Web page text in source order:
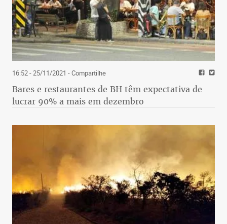
16:52 - 25/11/2021 - Compartilhe
Bares e restaurantes de BH têm expectativa de
lucrar 90% a mais em dezembro